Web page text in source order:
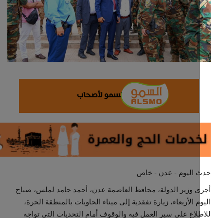
ثقافة وفن
اقتصاد
مؤسسة حدث اليوم
صحة
منصة حرة
تكنولوجيا وسيارات
اليوم - عدن - خاص
وزير الدولة، محافظ العاصمة عدن، أحمد حامد لملس، صباح
الأربعاء، زيارة تفقدية إلى ميناء الحاويات بالمنطقة الحرة،
على سير العمل فيه والوقوف أمام التحديات التي تواجه